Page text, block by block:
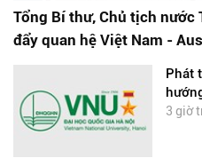
Tổng Bí thư, Chủ tịch nước
đẩy quan hệ Việt Nam -
Phát
3 giờ